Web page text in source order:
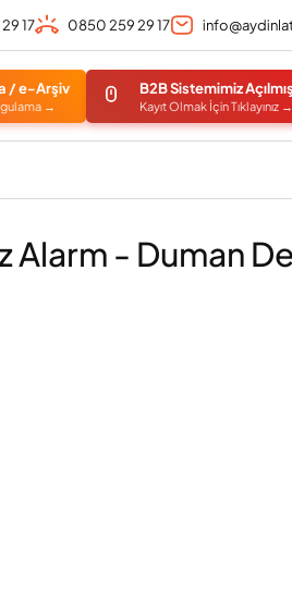
17 0850 259 29 17
/ e-Arşiv
→
B2B Sistemimiz
Kayıt Olmak İçin Tıklayınız →
Alarm - Duman